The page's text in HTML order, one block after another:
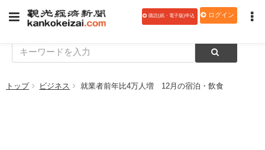
購読(紙・電子版)申込 ログイン
トップ ビジネス 就業者前年比4万人増 12月の宿泊・飲食